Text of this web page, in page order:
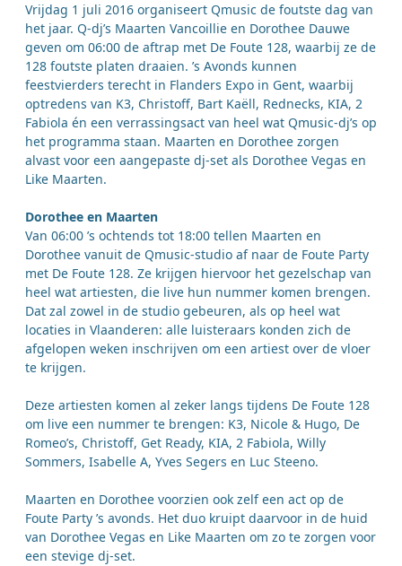
Vrijdag 1 juli 2016 organiseert Qmusic de foutste dag van
het jaar. Q-dj’s Maarten Vancoillie en Dorothee Dauwe
geven om 06:00 de aftrap met De Foute 128, waarbij ze de
128 foutste platen draaien. ’s Avonds kunnen
feestvierders terecht in Flanders Expo in Gent, waarbij
optredens van K3, Christoff, Bart Kaëll, Rednecks, KIA, 2
Fabiola én een verrassingsact van heel wat Qmusic-dj’s op
het programma staan. Maarten en Dorothee zorgen
alvast voor een aangepaste dj-set als Dorothee Vegas en
Like Maarten.
Dorothee en Maarten
Van 06:00 ’s ochtends tot 18:00 tellen Maarten en
Dorothee vanuit de Qmusic-studio af naar de Foute Party
met De Foute 128. Ze krijgen hiervoor het gezelschap van
heel wat artiesten, die live hun nummer komen brengen.
Dat zal zowel in de studio gebeuren, als op heel wat
locaties in Vlaanderen: alle luisteraars konden zich de
afgelopen weken inschrijven om een artiest over de vloer
te krijgen.
Deze artiesten komen al zeker langs tijdens De Foute 128
om live een nummer te brengen: K3, Nicole & Hugo, De
Romeo’s, Christoff, Get Ready, KIA, 2 Fabiola, Willy
Sommers, Isabelle A, Yves Segers en Luc Steeno.
Maarten en Dorothee voorzien ook zelf een act op de
Foute Party ’s avonds. Het duo kruipt daarvoor in de huid
van Dorothee Vegas en Like Maarten om zo te zorgen voor
een stevige dj-set.